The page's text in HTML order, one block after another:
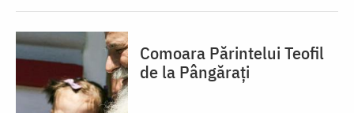
Comoara Părintelui Teofil
de la Pângărați